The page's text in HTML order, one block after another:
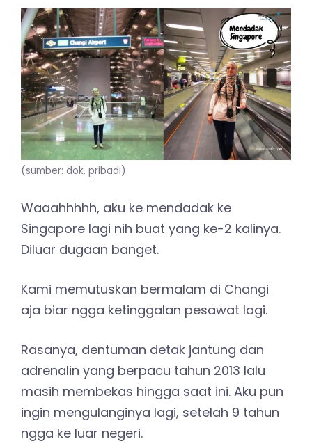
(sumber: dok. pribadi)
Waaahhhhh, aku ke mendadak ke
Singapore lagi nih buat yang ke-2 kalinya.
Diluar dugaan banget.
Kami memutuskan bermalam di Changi
aja biar ngga ketinggalan pesawat lagi.
Rasanya, dentuman detak jantung dan
adrenalin yang berpacu tahun 2013 lalu
masih membekas hingga saat ini. Aku pun
ingin mengulanginya lagi, setelah 9 tahun
ngga ke luar negeri.